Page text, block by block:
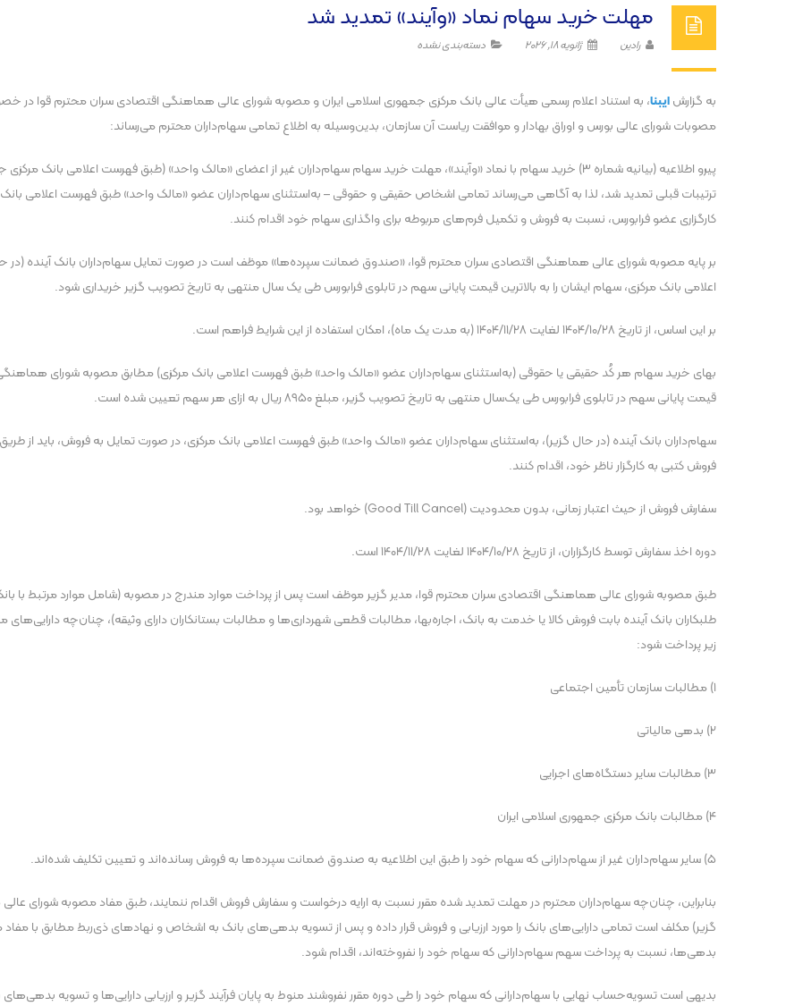
مهلت خرید سهام نماد «وآیند» تمدید شد
رادین ژانویه 18, 2026 دسته‌بندی نشده
به گزارشایبنا، به استناد اعلام رسمی هیأت عالی بانک مرکزی جمهوری اسلامی ایران و مصوبه‌ شورای عالی هماهنگی اقتصادی سران محترم قوا در
مصوبات شورای عالی بورس و اوراق بهادار و موافقت ریاست آن سازمان، بدین‌وسیله به اطلاع تمامی سهام‌داران محترم می‌رساند:
پیرو اطلاعیه‌ (بیانیه‌ شماره‌ ۳) خرید سهام با نماد «وآیند»، مهلت خرید سهام سهام‌داران غیر از اعضای «مالک واحد» (طبق فهرست اعلامی
ترتیبات قبلی تمدید شد، لذا به آگاهی می‌رساند تمامی اشخاص حقیقی و حقوقی – به‌استثنای سهام‌داران عضو «مالک واحد» طبق فهرست اعلامی
کارگزاری عضو فرابورس، نسبت به فروش و تکمیل فرم‌های مربوطه برای واگذاری سهام خود اقدام کنند.
بر پایه‌ مصوبه‌ شورای عالی هماهنگی اقتصادی سران محترم قوا، «صندوق ضمانت سپرده‌ها» موظف است در صورت تمایل سهام‌داران بانک آینده (در
اعلامی بانک مرکزی، سهام ایشان را به بالاترین قیمت پایانی سهم در تابلوی فرابورس طی یک سال منتهی به تاریخ تصویب گزیر خریداری شود.
بر این اساس، از تاریخ ۱۴۰۴/۱۰/۲۸ لغایت ۱۴۰۴/۱۱/۲۸ (به مدت یک ماه)، امکان استفاده از این شرایط فراهم است.
بهای خرید سهام هر کُد حقیقی یا حقوقی (به‌استثنای سهام‌داران عضو «مالک واحد» طبق فهرست اعلامی بانک مرکزی) مطابق مصوبه‌ شورای هماهنگی
قیمت پایانی سهم در تابلوی فرابورس طی یک‌سال منتهی به تاریخ تصویب گزیر، مبلغ ۸۹۵۰ ریال به ازای هر سهم تعیین شده است.
سهام‌داران بانک آینده (در حال گزیر)، به‌استثنای سهام‌داران عضو «مالک واحد» طبق فهرست اعلامی بانک مرکزی، در صورت تمایل به فروش، باید از
فروش کتبی به کارگزار ناظر خود، اقدام کنند.
سفارش فروش از حیث اعتبار زمانی، بدون محدودیت (Good Till Cancel) خواهد بود.
دوره‌ اخذ سفارش توسط کارگزاران، از تاریخ ۱۴۰۴/۱۰/۲۸ لغایت ۱۴۰۴/۱۱/۲۸ است.
طبق مصوبه‌ شورای عالی هماهنگی اقتصادی سران محترم قوا، مدیر گزیر موظف است پس از پرداخت موارد مندرج در مصوبه (شامل موارد مرتبط با
طلبکاران بانک آینده بابت فروش کالا یا خدمت به بانک، اجاره‌بها، مطالبات قطعی شهرداری‌ها و مطالبات بستانکاران دارای وثیقه)، چنان‌چه
زیر پرداخت شود:
۱) مطالبات سازمان تأمین اجتماعی
۲) بدهی مالیاتی
۳) مطالبات سایر دستگاه‌های اجرایی
۴) مطالبات بانک مرکزی جمهوری اسلامی ایران
۵) سایر سهام‌داران غیر از سهام‌دارانی که سهام خود را طبق این اطلاعیه به صندوق ضمانت سپرده‌ها به فروش رسانده‌اند و تعیین تکلیف شده‌اند.
بنابراین، چنان‌چه سهام‌داران محترم در مهلت تمدید شده‌ مقرر نسبت به ارایه‌ درخواست و سفارش فروش اقدام ننمایند، طبق مفاد مصوبه‌ شورای
گزیر) مکلف است تمامی دارایی‌های بانک را مورد ارزیابی و فروش قرار داده و پس از تسویه‌ بدهی‌های بانک به اشخاص و نهاد‌های ذی‌ربط مطابق با
بدهی‌ها، نسبت به پرداخت سهم سهام‌دارانی که سهام خود را نفروخته‌اند، اقدام شود.
بدیهی است تسویه‌حساب نهایی با سهام‌دارانی که سهام خود را طی دوره‌ مقرر نفروشند منوط به پایان فرآیند گزیر و ارزیابی دارایی‌ها و تسویه‌